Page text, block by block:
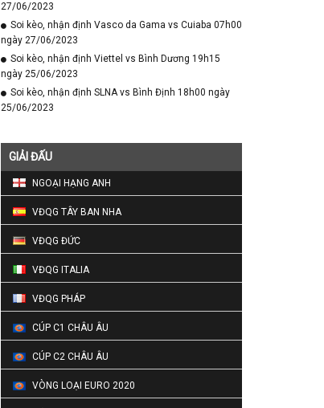
27/06/2023
Soi kèo, nhận định Vasco da Gama vs Cuiaba 07h00
ngày 27/06/2023
Soi kèo, nhận định Viettel vs Bình Dương 19h15
ngày 25/06/2023
Soi kèo, nhận định SLNA vs Bình Định 18h00 ngày
25/06/2023
GIẢI ĐẤU
NGOẠI HẠNG ANH
VĐQG TÂY BAN NHA
VĐQG ĐỨC
VĐQG ITALIA
VĐQG PHÁP
CÚP C1 CHÂU ÂU
CÚP C2 CHÂU ÂU
VÒNG LOẠI EURO 2020